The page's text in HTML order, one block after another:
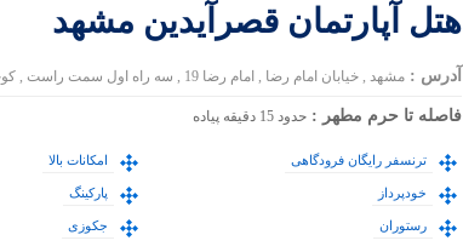
هتل آپارتمان قصرآیدین مشهد
آدرس :مشهد , خیابان امام رضا , امام رضا 19 , سه راه اول سمت راست , کوچه نيک اختر , پلاک 37
فاصله تا حرم مطهر :حدود 15 دقیقه پیاده
ترنسفر رایگان فرودگاهی امکانات بالا
خودپرداز پارکینگ
رستوران جکوزی